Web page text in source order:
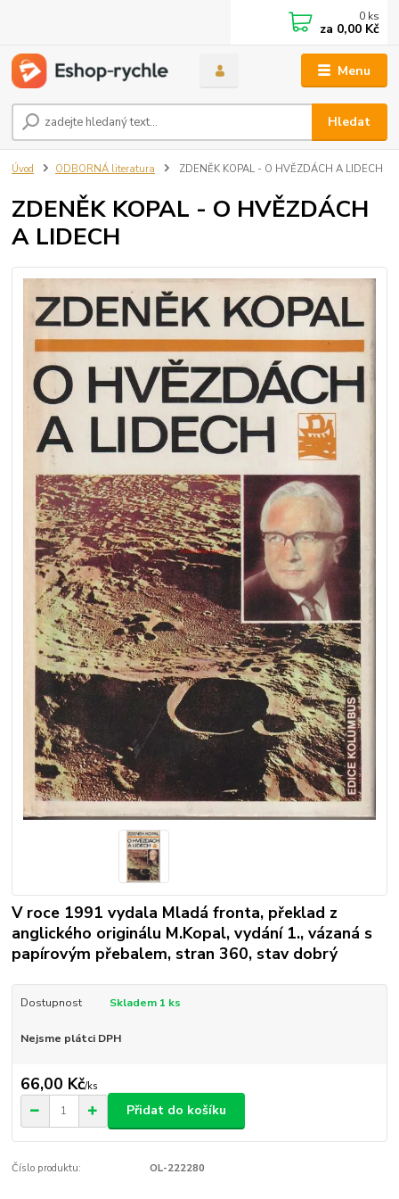
Menu
Hledat
0 ks
za 0,00 Kč
Úvod ODBORNÁ literatura ZDENĚK KOPAL - O HVĚZDÁCH A LIDECH
ZDENĚK KOPAL - O HVĚZDÁCH
A LIDECH
V roce 1991 vydala Mladá fronta, překlad z
anglického originálu M.Kopal, vydání 1., vázaná s
papírovým přebalem, stran 360, stav dobrý
Dostupnost Skladem 1 ks
Nejsme plátci DPH
66,00 Kč/ks
Přidat do košíku
Číslo produktu: OL-222280